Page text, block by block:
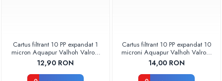
Cartus filtrant 10 PP expandat 1
micron Aquapur Valhoh Valrom
AQUA07100110001
12,90 RON
Cartus filtrant 10 PP expandat 10
microni Aquapur Valhoh Valrom
AQUA07100110020
14,00 RON